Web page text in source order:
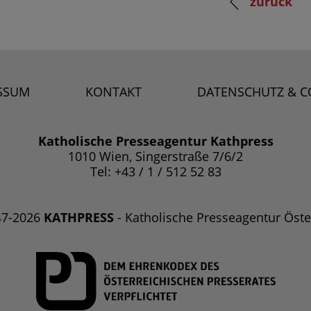
KONTAKT DATENSCHUTZ &
Katholische Presseagentur Kathpress
1010 Wien, Singerstraße 7/6/2
Tel: +43 / 1 / 512 52 83
2026 KATHPRESS - Katholische Presseagentur